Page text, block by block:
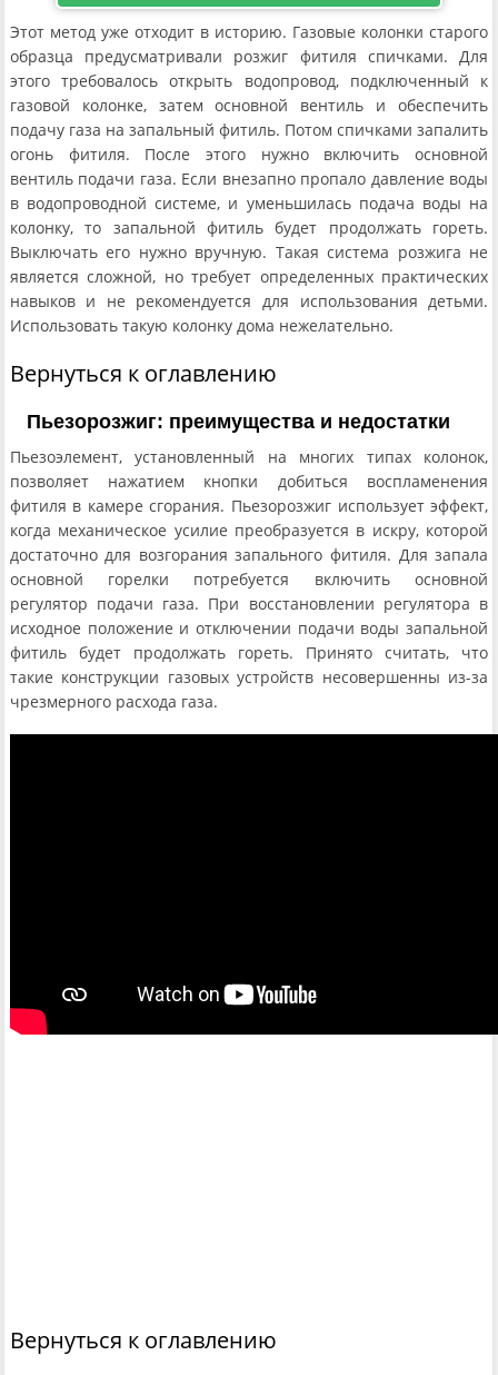
Этот метод уже отходит в историю. Газовые колонки старого
образца предусматривали розжиг фитиля спичками. Для
этого требовалось открыть водопровод, подключенный к
газовой колонке, затем основной вентиль и обеспечить
подачу газа на запальный фитиль. Потом спичками запалить
огонь фитиля. После этого нужно включить основной
вентиль подачи газа. Если внезапно пропало давление воды
в водопроводной системе, и уменьшилась подача воды на
колонку, то запальной фитиль будет продолжать гореть.
Выключать его нужно вручную. Такая система розжига не
является сложной, но требует определенных практических
навыков и не рекомендуется для использования детьми.
Использовать такую колонку дома нежелательно.
Вернуться к оглавлению
Пьезорозжиг: преимущества и недостатки
Пьезоэлемент, установленный на многих типах колонок,
позволяет нажатием кнопки добиться воспламенения
фитиля в камере сгорания. Пьезорозжиг использует эффект,
когда механическое усилие преобразуется в искру, которой
достаточно для возгорания запального фитиля. Для запала
основной горелки потребуется включить основной
регулятор подачи газа. При восстановлении регулятора в
исходное положение и отключении подачи воды запальной
фитиль будет продолжать гореть. Принято считать, что
такие конструкции газовых устройств несовершенны из-за
чрезмерного расхода газа.
Вернуться к оглавлению